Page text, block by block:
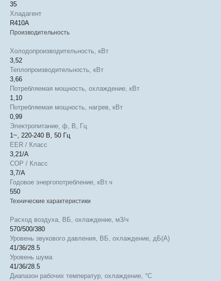
35
Хладагент
R410A
Производительность
Холодопроизводительность, кВт
3,52
Теплопроизводительность, кВт
3,66
Потребляемая мощность, охлаждение, кВт
1,10
Потребляемая мощность, нагрев, кВт
0,99
Электропитание, ф, В, Гц
1~, 220-240 В, 50 Гц
EER / Класс
3,21/A
COP / Класс
3,7/A
Годовое энергопотребление, кВт.ч
550
Технические характеристики
Расход воздуха, ВБ, охлаждение, м3/ч
570/500/380
Уровень звукового давления, ВБ, охлаждение, дБ(А)
41/36/28.5
Уровень шума
41/36/28.5
Диапазон рабочих температур, охлаждение, °C